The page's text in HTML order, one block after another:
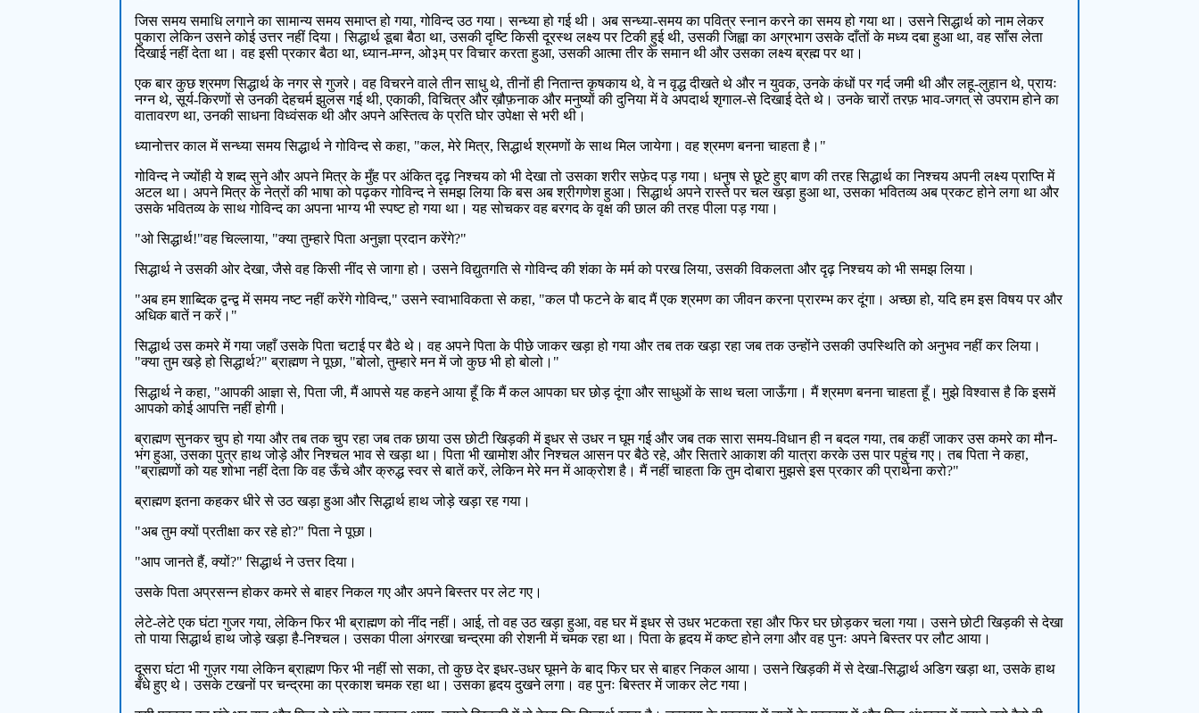
जिस समय समाधि लगाने का सामान्य समय समाप्त हो गया, गोविन्द उठ गया। सन्ध्या हो गई थी। अब सन्ध्या-समय का पवित्र स्नान करने का समय हो गया था। उसने सिद्धार्थ को नाम लेकर
पुकारा लेकिन उसने कोई उत्तर नहीं दिया। सिद्धार्थ डूबा बैठा था, उसकी दृष्टि किसी दूरस्थ लक्ष्य पर टिकी हुई थी, उसकी जिह्वा का अग्रभाग उसके दाँतों के मध्य दबा हुआ था, वह साँस लेता
दिखाई नहीं देता था। वह इसी प्रकार बैठा था, ध्यान-मग्न, ओ३म् पर विचार करता हुआ, उसकी आत्मा तीर के समान थी और उसका लक्ष्य ब्रह्म पर था।
एक बार कुछ श्रमण सिद्धार्थ के नगर से गुजरे। वह विचरने वाले तीन साधु थे, तीनों ही नितान्त कृषकाय थे, वे न वृद्ध दीखते थे और न युवक, उनके कंधों पर गर्द जमी थी और लहू-लुहान थे, प्रायः
नग्न थे, सूर्य-किरणों से उनकी देहचर्म झुलस गई थी, एकाकी, विचित्र और ख़ौफ़नाक और मनुष्यों की दुनिया में वे अपदार्थ शृगाल-से दिखाई देते थे। उनके चारों तरफ़ भाव-जगत् से उपराम होने का
वातावरण था, उनकी साधना विध्वंसक थी और अपने अस्तित्व के प्रति घोर उपेक्षा से भरी थी।
ध्यानोत्तर काल में सन्ध्या समय सिद्धार्थ ने गोविन्द से कहा, "कल, मेरे मित्र, सिद्धार्थ श्रमणों के साथ मिल जायेगा। वह श्रमण बनना चाहता है।"
गोविन्द ने ज्योंही ये शब्द सुने और अपने मित्र के मुँह पर अंकित दृढ़ निश्चय को भी देखा तो उसका शरीर सफ़ेद पड़ गया। धनुष से छूटे हुए बाण की तरह सिद्धार्थ का निश्चय अपनी लक्ष्य प्राप्ति में
अटल था। अपने मित्र के नेत्रों की भाषा को पढ़कर गोविन्द ने समझ लिया कि बस अब श्रीगणेश हुआ। सिद्धार्थ अपने रास्ते पर चल खड़ा हुआ था, उसका भवितव्य अब प्रकट होने लगा था और
उसके भवितव्य के साथ गोविन्द का अपना भाग्य भी स्पष्ट हो गया था। यह सोचकर वह बरगद के वृक्ष की छाल की तरह पीला पड़ गया।
"ओ सिद्धार्थ!"वह चिल्लाया, "क्या तुम्हारे पिता अनुज्ञा प्रदान करेंगे?"
सिद्धार्थ ने उसकी ओर देखा, जैसे वह किसी नींद से जागा हो। उसने विद्युतगति से गोविन्द की शंका के मर्म को परख लिया, उसकी विकलता और दृढ़ निश्चय को भी समझ लिया।
"अब हम शाब्दिक द्वन्द्व में समय नष्ट नहीं करेंगे गोविन्द," उसने स्वाभाविकता से कहा, "कल पौ फटने के बाद मैं एक श्रमण का जीवन करना प्रारम्भ कर दूंगा। अच्छा हो, यदि हम इस विषय पर और
अधिक बातें न करें।"
सिद्धार्थ उस कमरे में गया जहाँ उसके पिता चटाई पर बैठे थे। वह अपने पिता के पीछे जाकर खड़ा हो गया और तब तक खड़ा रहा जब तक उन्होंने उसकी उपस्थिति को अनुभव नहीं कर लिया।
"क्या तुम खड़े हो सिद्धार्थ?" ब्राह्मण ने पूछा, "बोलो, तुम्हारे मन में जो कुछ भी हो बोलो।"
सिद्धार्थ ने कहा, "आपकी आज्ञा से, पिता जी, मैं आपसे यह कहने आया हूँ कि मैं कल आपका घर छोड़ दूंगा और साधुओं के साथ चला जाऊँगा। मैं श्रमण बनना चाहता हूँ। मुझे विश्वास है कि इसमें
आपको कोई आपत्ति नहीं होगी।
ब्राह्मण सुनकर चुप हो गया और तब तक चुप रहा जब तक छाया उस छोटी खिड़की में इधर से उधर न घूम गई और जब तक सारा समय-विधान ही न बदल गया, तब कहीं जाकर उस कमरे का मौन-
भंग हुआ, उसका पुत्र हाथ जोड़े और निश्चल भाव से खड़ा था। पिता भी खामोश और निश्चल आसन पर बैठे रहे, और सितारे आकाश की यात्रा करके उस पार पहुंच गए। तब पिता ने कहा,
"ब्राह्मणों को यह शोभा नहीं देता कि वह ऊँचे और क्रुद्ध स्वर से बातें करें, लेकिन मेरे मन में आक्रोश है। मैं नहीं चाहता कि तुम दोबारा मुझसे इस प्रकार की प्रार्थना करो?"
ब्राह्मण इतना कहकर धीरे से उठ खड़ा हुआ और सिद्धार्थ हाथ जोड़े खड़ा रह गया।
"अब तुम क्यों प्रतीक्षा कर रहे हो?" पिता ने पूछा।
"आप जानते हैं, क्यों?" सिद्धार्थ ने उत्तर दिया।
उसके पिता अप्रसन्न होकर कमरे से बाहर निकल गए और अपने बिस्तर पर लेट गए।
लेटे-लेटे एक घंटा गुजर गया, लेकिन फिर भी ब्राह्मण को नींद नहीं। आई, तो वह उठ खड़ा हुआ, वह घर में इधर से उधर भटकता रहा और फिर घर छोड़कर चला गया। उसने छोटी खिड़की से देखा
तो पाया सिद्धार्थ हाथ जोड़े खड़ा है-निश्चल। उसका पीला अंगरखा चन्द्रमा की रोशनी में चमक रहा था। पिता के हृदय में कष्ट होने लगा और वह पुनः अपने बिस्तर पर लौट आया।
दूसरा घंटा भी गुज़र गया लेकिन ब्राह्मण फिर भी नहीं सो सका, तो कुछ देर इधर-उधर घूमने के बाद फिर घर से बाहर निकल आया। उसने खिड़की में से देखा-सिद्धार्थ अडिग खड़ा था, उसके हाथ
बँधे हुए थे। उसके टखनों पर चन्द्रमा का प्रकाश चमक रहा था। उसका हृदय दुखने लगा। वह पुनः बिस्तर में जाकर लेट गया।